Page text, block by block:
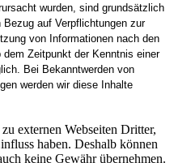
wurden, sind grundsätzlich
auf Verpflichtungen zur
von Informationen nach den
dem Zeitpunkt der Kenntnis einer
Bei Bekanntwerden von
werden wir diese Inhalte
externen Webseiten Dritter,
haben. Deshalb können
keine Gewähr übernehmen.